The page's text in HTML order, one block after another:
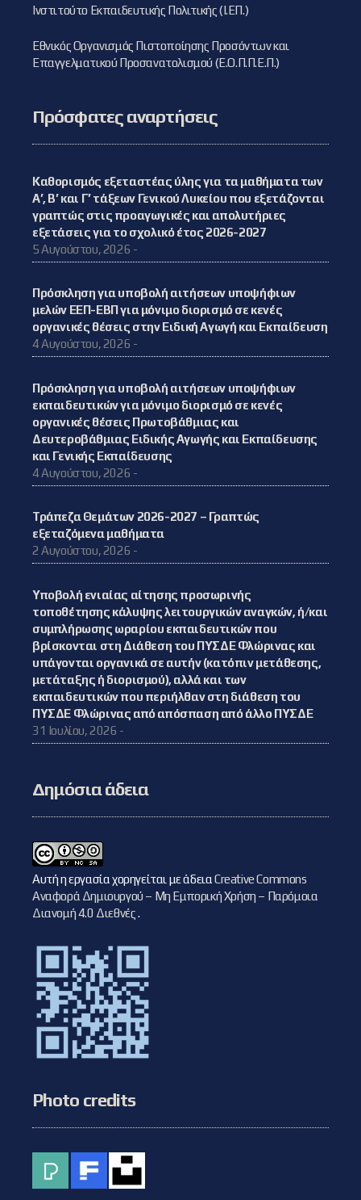
Ινστιτούτο Εκπαιδευτικής Πολιτικής (Ι.ΕΠ.)
Εθνικός Οργανισμός Πιστοποίησης Προσόντων και
Επαγγελματικού Προσανατολισμού (Ε.Ο.Π.Π.Ε.Π.)
Πρόσφατες αναρτήσεις
Καθορισμός εξεταστέας ύλης για τα μαθήματα των
Α’, Β’ και Γ’ τάξεων Γενικού Λυκείου που εξετάζονται
γραπτώς στις προαγωγικές και απολυτήριες
εξετάσεις για το σχολικό έτος 2026-2027
5 Αυγούστου, 2026 -
Πρόσκληση για υποβολή αιτήσεων υποψήφιων
μελών ΕΕΠ-ΕΒΠ για μόνιμο διορισμό σε κενές
οργανικές θέσεις στην Ειδική Αγωγή και Εκπαίδευση
4 Αυγούστου, 2026 -
Πρόσκληση για υποβολή αιτήσεων υποψήφιων
εκπαιδευτικών για μόνιμο διορισμό σε κενές
οργανικές θέσεις Πρωτοβάθμιας και
Δευτεροβάθμιας Ειδικής Αγωγής και Εκπαίδευσης
και Γενικής Εκπαίδευσης
4 Αυγούστου, 2026 -
Τράπεζα Θεμάτων 2026-2027 – Γραπτώς
εξεταζόμενα μαθήματα
2 Αυγούστου, 2026 -
Υποβολή ενιαίας αίτησης προσωρινής
τοποθέτησης κάλυψης λειτουργικών αναγκών, ή/και
συμπλήρωσης ωραρίου εκπαιδευτικών που
βρίσκονται στη Διάθεση του ΠΥΣΔΕ Φλώρινας και
υπάγονται οργανικά σε αυτήν (κατόπιν μετάθεσης,
μετάταξης ή διορισμού), αλλά και των
εκπαιδευτικών που περιήλθαν στη διάθεση του
ΠΥΣΔΕ Φλώρινας από απόσπαση από άλλο ΠΥΣΔΕ
31 Ιουλίου, 2026 -
Δημόσια άδεια
Αυτή η εργασία χορηγείται με άδειαCreative Commons
Αναφορά Δημιουργού – Μη Εμπορική Χρήση – Παρόμοια
Διανομή 4.0 Διεθνές.
Photo credits